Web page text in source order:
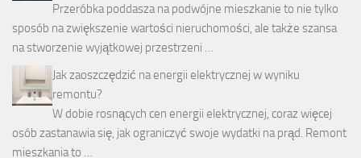
Przeróbka poddasza na podwójne mieszkanie to nie tylko
sposób na zwiększenie wartości nieruchomości, ale także szansa
na stworzenie wyjątkowej przestrzeni …
Jak zaoszczędzić na energii elektrycznej w wyniku
remontu?
W dobie rosnących cen energii elektrycznej, coraz więcej
osób zastanawia się, jak ograniczyć swoje wydatki na prąd. Remont
mieszkania to …